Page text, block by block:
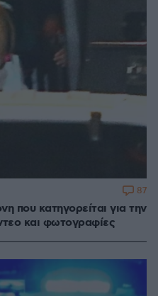
που κατηγορείται για την
και φωτογραφίες
87